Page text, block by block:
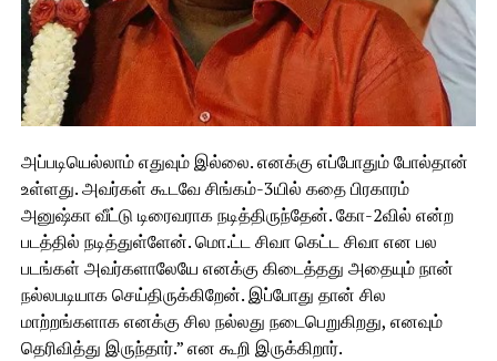
அப்படியெல்லாம் எதுவும் இல்லை. எனக்கு எப்போதும் போல்தான்
உள்ளது. அவர்கள் கூடவே சிங்கம்-3யில் கதை பிரகாரம்
அனுஷ்கா வீட்டு டிரைவராக நடித்திருந்தேன். கோ-2வில் என்ற
படத்தில் நடித்துள்ளேன். மொ.ட்ட சிவா கெட்ட சிவா என பல
படங்கள் அவர்களாலேயே எனக்கு கிடைத்தது அதையும் நான்
நல்லபடியாக செய்திருக்கிறேன். இப்போது தான் சில
மாற்றங்களாக எனக்கு சில நல்லது நடைபெறுகிறது, எனவும்
தெரிவித்து இருந்தார்.” என கூறி இருக்கிறார்.